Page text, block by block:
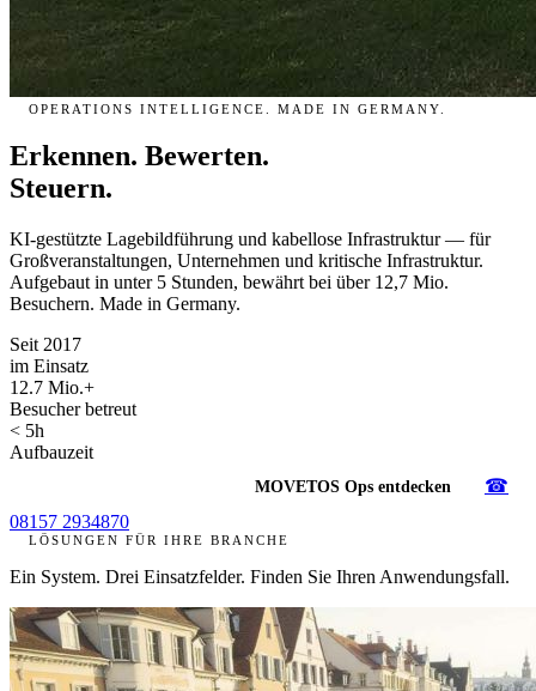
OPERATIONS INTELLIGENCE. MADE IN GERMANY.
Erkennen. Bewerten.
Steuern.
KI-gestützte Lagebildführung und kabellose Infrastruktur — für
Großveranstaltungen, Unternehmen und kritische Infrastruktur.
Aufgebaut in unter 5 Stunden, bewährt bei über 12,7 Mio.
Besuchern. Made in Germany.
Seit 2017
im Einsatz
12.7 Mio.+
Besucher betreut
< 5h
Aufbauzeit
MOVETOS Ops entdecken
☎
08157 2934870
LÖSUNGEN FÜR IHRE BRANCHE
Ein System. Drei Einsatzfelder. Finden Sie Ihren Anwendungsfall.